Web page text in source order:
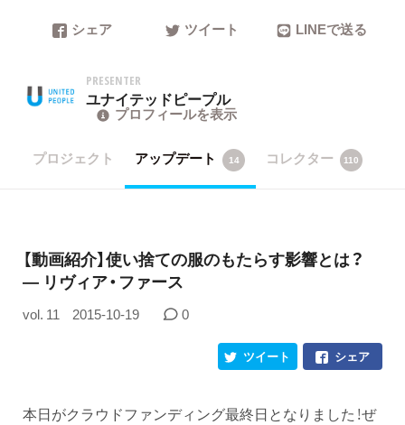
シェア ツイート LINEで送る
PRESENTER
ユナイテッドピープル
プロフィールを表示
プロジェクト アップデート 14 コレクター 110
【動画紹介】使い捨ての服のもたらす影響とは？
― リヴィア・ファース
vol. 11 2015-10-19 0
シェア
ツイート
本日がクラウドファンディング最終日となりました！ぜ